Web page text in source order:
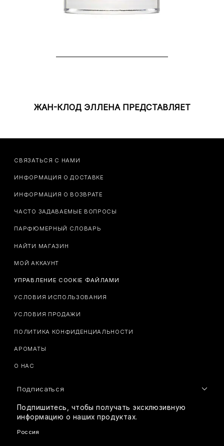
ЖАН-КЛОД ЭЛЛЕНА ПРЕДСТАВЛЯЕТ
СВЯЗАТЬСЯ С НАМИ
ИНФОРМАЦИЯ О ДОСТАВКЕ
ИНФОРМАЦИЯ О ВОЗВРАТЕ
ЧАСТО ЗАДАВАЕМЫЕ ВОПРОСЫ
ПАРФЮМЕРНЫЙ СЛОВАРЬ
НАЙТИ МАГАЗИН
МОЙ АККАУНТ
УПРАВЛЕНИЕ COOKIE ФАЙЛАМИ
УСЛОВИЯ ИСПОЛЬЗОВАНИЯ
УСЛОВИЯ ПРОДАЖИ
ПОЛИТИКА КОНФИДЕНЦИАЛЬНОСТИ
АРОМАТЫ
О НАС
Подписаться
Подпишитесь, чтобы получать эксклюзивную
информацию о наших продуктах.